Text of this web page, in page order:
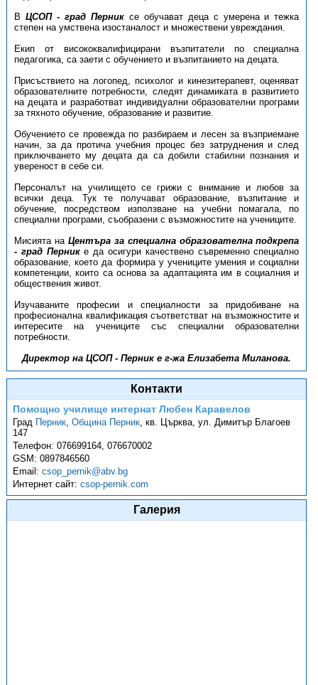
В ЦСОП - град Перниксе обучават деца с умерена и тежка
степен на умствена изостаналост и множествени увреждания.
Екип от висококвалифицирани възпитатели по специална
педагогика, са заети с обучението и възпитанието на децата.
Присъствието на логопед, психолог и кинезитерапевт, оценяват
образователните потребности, следят динамиката в развитието
на децата и разработват индивидуални образователни програми
за тяхното обучение, образование и развитие.
Обучението се провежда по разбираем и лесен за възприемане
начин, за да протича учебния процес без затруднения и след
приключването му децата да са добили стабилни познания и
увереност в себе си.
Персоналът на училището се грижи с внимание и любов за
всички деца. Тук те получават образование, възпитание и
обучение, посредством използване на учебни помагала, по
специални програми, съобразени с възможностите на учениците.
Мисията на Центъра за специална образователна подкрепа
- град Пернике да осигури качествено съвременно специално
образование, което да формира у учениците умения и социални
компетенции, които са основа за адаптацията им в социалния и
обществения живот.
Изучаваните професии и специалности за придобиване на
професионална квалификация съответстват на възможностите и
интересите на учениците със специални образователни
потребности.
Директор на ЦСОП - Перник е г-жа Елизабета Миланова.
Контакти
Помощно училище интернат Любен Каравелов
Град Перник,Община Перник,кв. Църква, ул. Димитър Благоев
147
Телефон:076699164, 076670002
GSM:0897846560
Email:csop_pernik@abv.bg
Интернет сайт:csop-pernik.com
Галерия